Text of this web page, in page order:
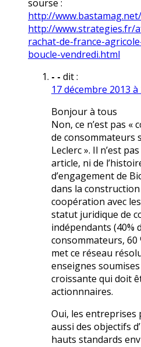
sourse :
http://
http://www.strategies.fr/
rachat-de-france-
boucle-vendredi.html
- - dit :
17 décembre 2013 à
Bonjour à tous
Non, ce n’est pas «
de consommateurs
Leclerc ». Il n’est
article, ni de
d’engagement de
dans la
coopération avec
statut juridique de
indépendants (40%
consommateurs, 60
met ce réseau
enseignes
croissante qui doit
actionnnaires.
Oui, les
aussi des objectifs
hauts standards